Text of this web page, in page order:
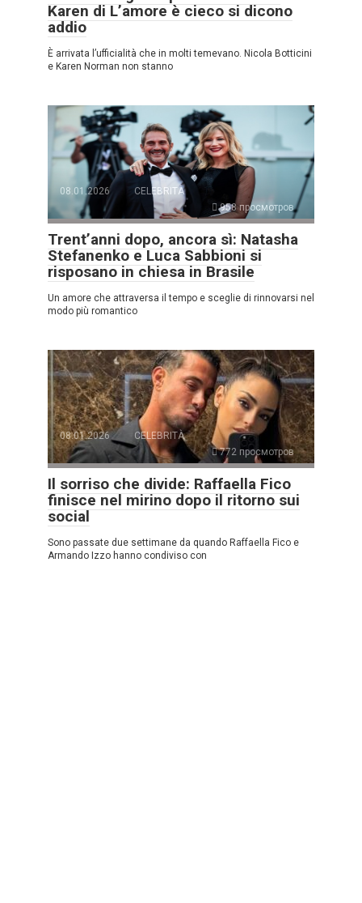
Karen di L’amore è cieco si dicono
addio
È arrivata l’ufficialità che in molti temevano. Nicola Botticini
e Karen Norman non stanno
08.01.2026
CELEBRITÀ
958 просмотров
Trent’anni dopo, ancora sì: Natasha
Stefanenko e Luca Sabbioni si
risposano in chiesa in Brasile
Un amore che attraversa il tempo e sceglie di rinnovarsi nel
modo più romantico
08.01.2026
CELEBRITÀ
772 просмотров
Il sorriso che divide: Raffaella Fico
finisce nel mirino dopo il ritorno sui
social
Sono passate due settimane da quando Raffaella Fico e
Armando Izzo hanno condiviso con